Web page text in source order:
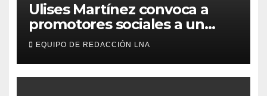
Ulises Martínez convoca a
promotores sociales a un
encuentro estratégico este
lunes en Barcelona en contra
de los apagones y malos
EQUIPO DE REDACCIÓN LNA